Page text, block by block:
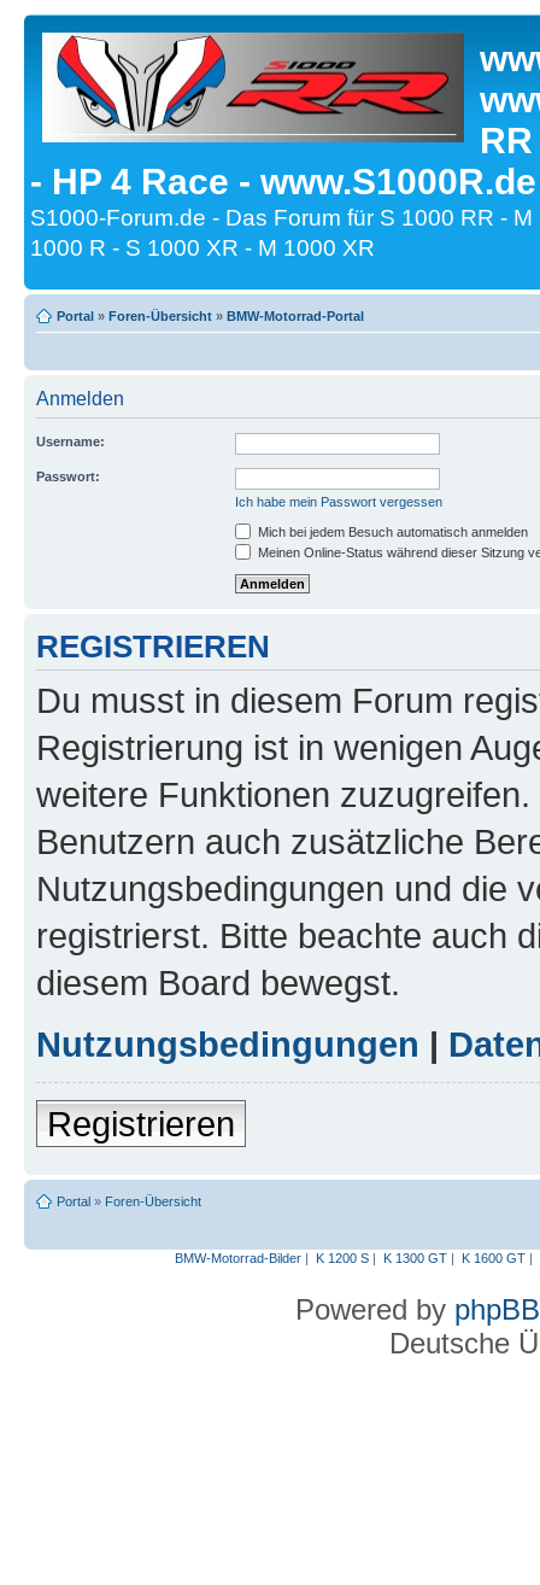
- HP 4 Race -
S1000-Forum.de - Das Forum für S 1000 RR -
1000 R - S 1000 XR - M 1000 XR
Portal » Foren-Übersicht » BMW-Motorrad-Portal
Anmelden
Username:
Passwort:
Ich habe mein Passwort vergessen
Mich bei jedem Besuch automatisch anmelden
Meinen Online-Status während dieser Sitzung
REGISTRIEREN
Du musst in diesem Forum
Registrierung ist in wenigen
weitere Funktionen
Benutzern auch zusätzliche
Nutzungsbedingungen und die
registrierst. Bitte beachte auch
diesem Board bewegst.
Nutzungsbedingungen |
Registrieren
Portal » Foren-Übersicht
BMW-Motorrad-Bilder| K 1200 S| K 1300 GT| K 1600 GT|
Powered by phpBB
Deutsche